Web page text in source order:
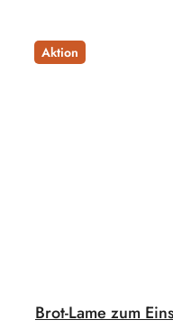
Aktion
Brot-Lame zum